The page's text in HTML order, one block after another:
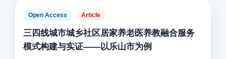
Open Access Article
三四线城市城乡社区居家养老医养教融合服务
模式构建与实证——以乐山市为例